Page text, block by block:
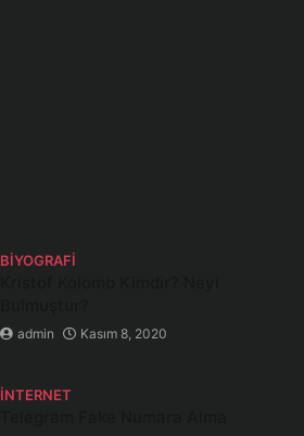
BIYOGRAFI
admin Kasım 8, 2020
İNTERNET